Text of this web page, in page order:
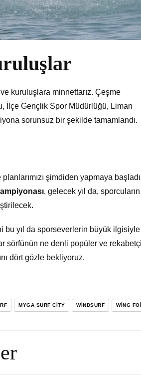
kuruluşlara minnettarız. Çeşme
İlçe Gençlik Spor Müdürlüğü, Liman
sorunsuz bir şekilde tamamlandı.
şimdiden yapmaya
, gelecek yıl da,
bu yıl da sporseverlerin büyük ilgisiyle
sörfünün ne denli popüler ve
dört gözle bekliyoruz.
MYGA SURF CITY WINDSURF WING